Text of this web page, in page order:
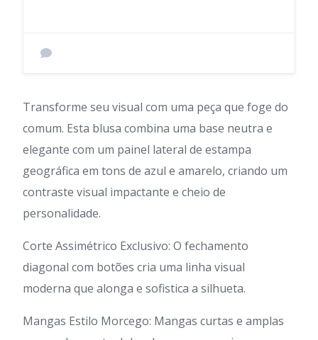
Transforme seu visual com uma peça que foge do
comum. Esta blusa combina uma base neutra e
elegante com um painel lateral de estampa
geográfica em tons de azul e amarelo, criando um
contraste visual impactante e cheio de
personalidade.
Corte Assimétrico Exclusivo: O fechamento
diagonal com botões cria uma linha visual
moderna que alonga e sofistica a silhueta.
Mangas Estilo Morcego: Mangas curtas e amplas